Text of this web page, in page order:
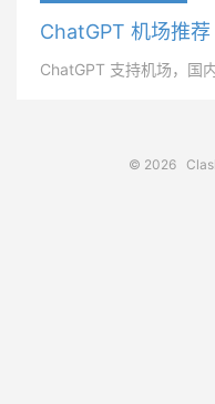
ChatGPT 机场推荐
ChatGPT 支持机场，国
© 2026